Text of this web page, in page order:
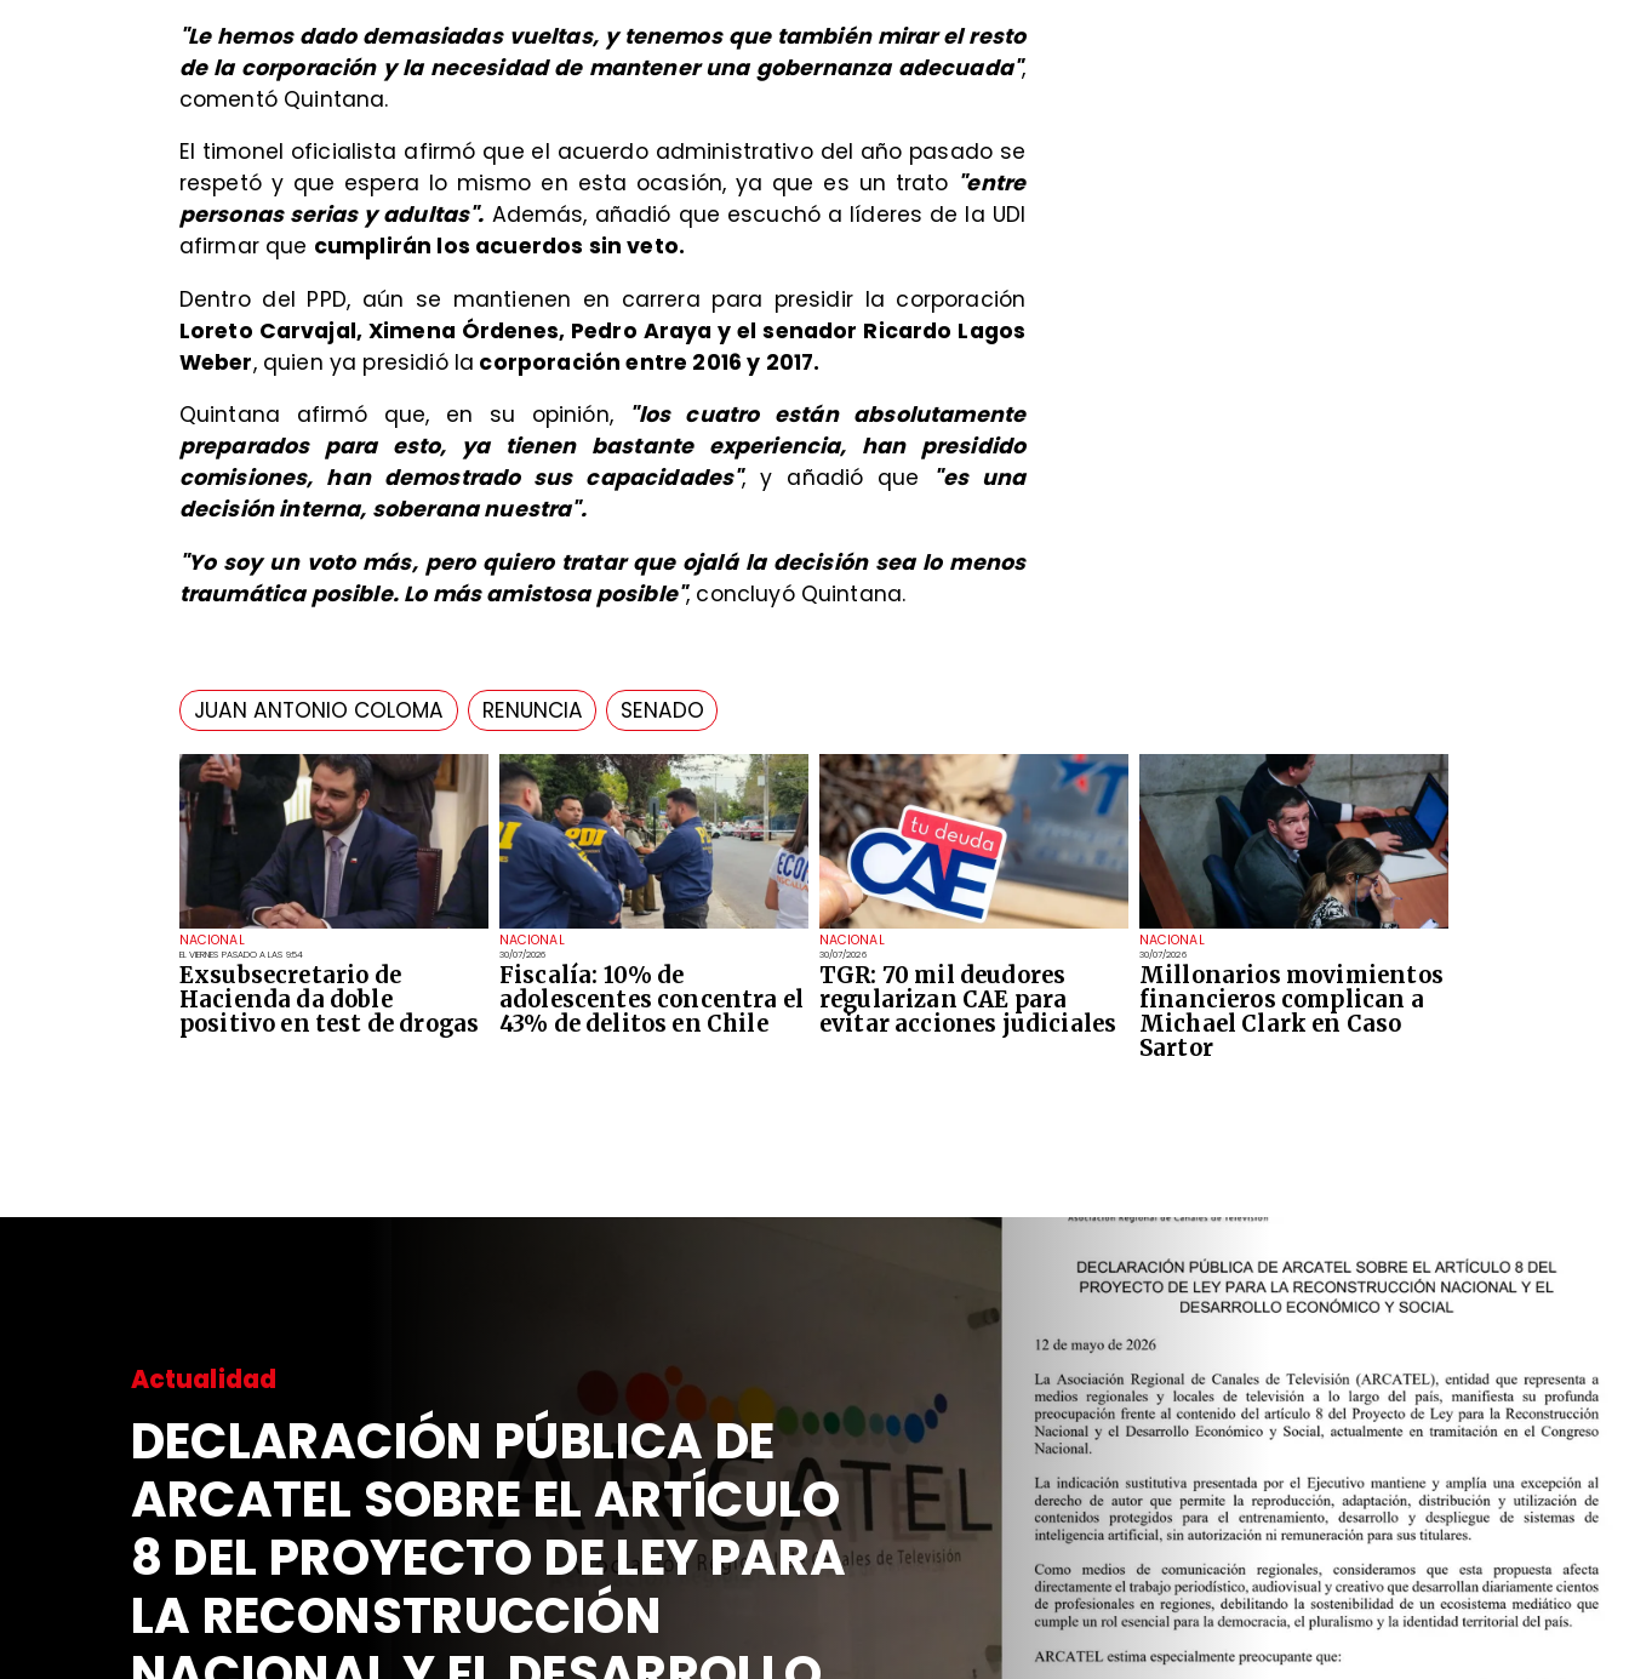
NACIONAL
EL VIERNES PASADO A LAS 9:54
Exsubsecretario de
Hacienda da doble
positivo en test de drogas
NACIONAL
30/07/2026
Fiscalía: 10% de
adolescentes concentra el
43% de delitos en Chile
NACIONAL
30/07/2026
TGR: 70 mil deudores
regularizan CAE para
evitar acciones judiciales
NACIONAL
30/07/2026
Millonarios movimientos
financieros complican a
Michael Clark en Caso
Sartor
"Le hemos dado demasiadas vueltas, y tenemos que también mirar el resto
de la corporación y la necesidad de mantener una gobernanza adecuada",
comentó Quintana.
​El timonel oficialista afirmó que el acuerdo administrativo del año pasado se
respetó y que espera lo mismo en esta ocasión, ya que es un trato "entre
personas serias y adultas". Además, añadió que escuchó a líderes de la UDI
afirmar que cumplirán los acuerdos sin veto.
​Dentro del PPD, aún se mantienen en carrera para presidir la corporación
Loreto Carvajal, Ximena Órdenes, Pedro Araya y el senador Ricardo Lagos
Weber, quien ya presidió la corporación entre 2016 y 2017.
​Quintana afirmó que, en su opinión,
"los cuatro están absolutamente
preparados para esto, ya tienen bastante experiencia, han presidido
comisiones, han demostrado sus capacidades", y añadió que
"es una
decisión interna, soberana nuestra".
​"Yo soy un voto más, pero quiero tratar que ojalá la decisión sea lo menos
traumática posible. Lo más amistosa posible", concluyó Quintana.
JUAN ANTONIO COLOMA RENUNCIA SENADO
Actualidad
DECLARACIÓN PÚBLICA DE
ARCATEL SOBRE EL ARTÍCULO
8 DEL PROYECTO DE LEY PARA
LA RECONSTRUCCIÓN